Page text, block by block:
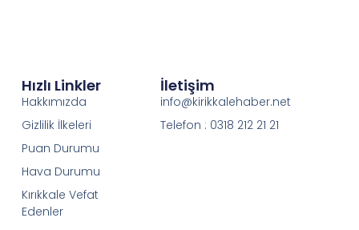
Hızlı Linkler
Hakkımızda
Gizlilik İlkeleri
Puan Durumu
Hava Durumu
Kırıkkale Vefat
Edenler
İletişim
info@kirikkalehaber.net
Telefon : 0318 212 21 21